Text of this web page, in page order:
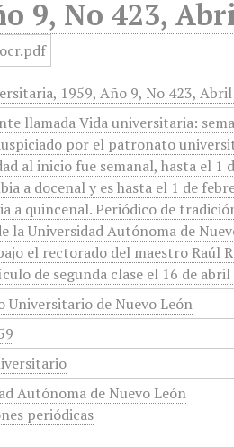
9, No 423,
1959, Año 9, No 423,
llamada Vida universitaria:
por el patronato
al inicio fue semanal, hasta el 1
a docenal y es hasta el 1 de
a quincenal. Periódico de
la Universidad Autónoma de
el rectorado del maestro Raúl
de segunda clase el 16 de abril
Universitario de Nuevo León
Autónoma de Nuevo León
periódicas